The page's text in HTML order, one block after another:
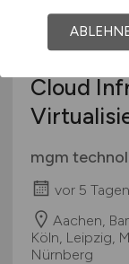
Linux
Cloud
mgm
vor 5 Tagen
Aachen,
Köln, Leipzig,
Nürnberg